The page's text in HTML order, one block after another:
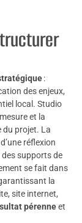
:
des enjeux,
local. Studio
et la
du projet. La
réflexion
supports de
se fait dans
la
site internet,
pérenneet